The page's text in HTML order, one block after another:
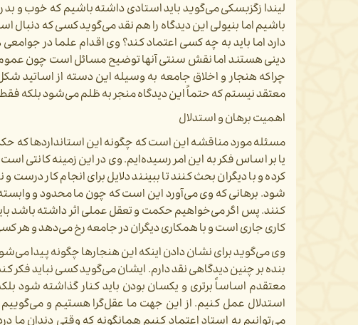
لیندا زگزبسکی می‌‌گوید باید استادی داشته باشیم که خوب و بد
باشیم اما بنیولی این دیدگاه را هم نقد می‌گوید کسی که دنبال
دارد اما باید به چه کسی اعتماد کند؟ وی اقدام علما در
دینی هستند اما نقش سنتی آنها توضیح مسائل است چون عموم
چراکه هنجار و اخلاق جامعه به وسیله این دسته از اساتید
معتقد نیستم که حتماً این دیدگاه منجر به ظلم می‌شود بلکه
اهمیت برهان و استدلال
مسئله مورد مناقشه این است که چگونه این استانداردها که
یا بر اساس فکر به این امر رسیده‌ایم. وی در این زمینه کانتی
کرده و با دیگران بحث کنند تا ببینند دلایل برای انجام کار
شود. برهانی که وی می‌آورد این است که چون ما محدود و وابسته
کنند. پس اگر می‌خواهیم حکمت و تعقل عملی اثر داشته باشد
کاری جاری است و با همکاری دیگران در جامعه رخ می‌دهد و هر
وی می‌گوید برای نشان دادن اینکه این هنجارها چگونه پیدا
بنده بر چنین دیدگاهی نقد دارم. ایشان می‌گوید کسی نباید فکر
معتقدم اساساً برتری و یکسان بودن باید کنار گذاشته شود
استدلال عمل کنیم. از این جهت ما عقل‌گرا هستیم و می‌گوییم